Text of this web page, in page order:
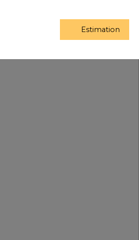
Estimation